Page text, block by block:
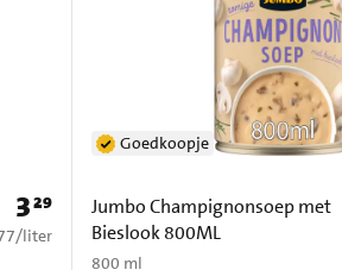
Prijs: € 3,29
329
per liter
/liter
Jumbo Champignonsoep met
Bieslook 800ML
800 ml
Goedkoopje